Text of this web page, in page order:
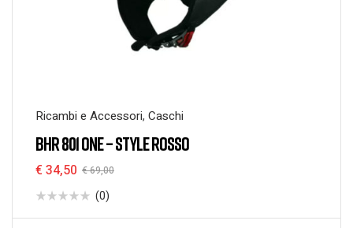
Ricambi e Accessori, Caschi
BHR 801 ONE – STYLE ROSSO
€69,00
€ 34,50
(0)